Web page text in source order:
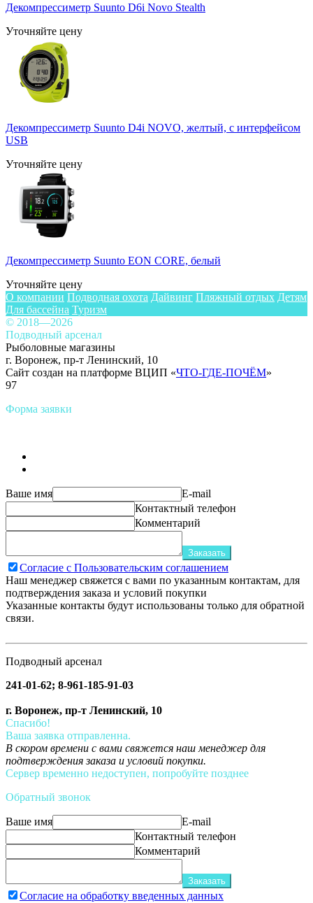
Декомпрессиметр Suunto D6i Novo Stealth
Уточняйте цену
Декомпрессиметр Suunto D4i NOVO, желтый, с интерфейсом
USB
Уточняйте цену
Декомпрессиметр Suunto EON CORE, белый
Уточняйте цену
О компании Подводная охота Дайвинг Пляжный отдых Детям
Для бассейна Туризм
© 2018—2026
Подводный арсенал
Рыболовные магазины
г. Воронеж, пр-т Ленинский, 10
Сайт создан на платформе ВЦИП «ЧТО-ГДЕ-ПОЧЁМ»
97
Форма заявки
Ваше имя
E-mail
Контактный телефон
Комментарий
Заказать
Согласие с Пользовательским соглашением
Наш менеджер свяжется с вами по указанным контактам, для
подтверждения заказа и условий покупки
Указанные контакты будут использованы только для обратной
связи.
Подводный арсенал
241-01-62; 8-961-185-91-03
г. Воронеж, пр-т Ленинский, 10
Спасибо!
Ваша заявка отправленна.
В скором времени с вами свяжется наш менеджер для
подтверждения заказа и условий покупки.
Сервер временно недоступен, попробуйте позднее
Обратный звонок
Ваше имя
E-mail
Контактный телефон
Комментарий
Заказать
Согласие на обработку введенных данных